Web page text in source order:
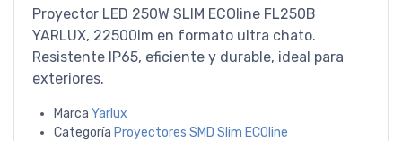
Proyector LED 250W SLIM ECOline FL250B
YARLUX, 22500lm en formato ultra chato.
Resistente IP65, eficiente y durable, ideal para
exteriores.
Marca Yarlux
Categoría Proyectores SMD Slim ECOline